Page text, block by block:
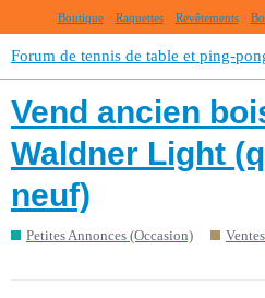
Boutique Raquettes Revêtements
Forum de tennis de table et ping-
Vend ancien
Waldner Light
neuf)
Petites Annonces (Occasion) Ventes